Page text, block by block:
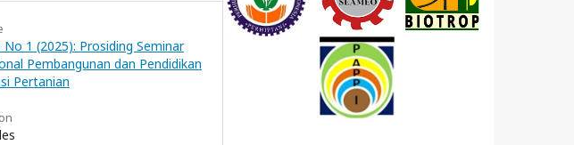
No 1 (2025): Prosiding Seminar
Pembangunan dan Pendidikan
Pertanian